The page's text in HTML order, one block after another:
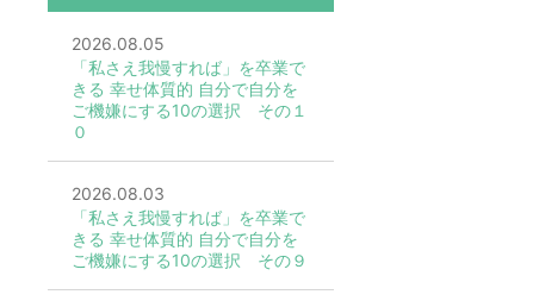
2026.08.05
「私さえ我慢すれば」を卒業で
きる 幸せ体質的 自分で自分を
ご機嫌にする10の選択 その１
０
2026.08.03
「私さえ我慢すれば」を卒業で
きる 幸せ体質的 自分で自分を
ご機嫌にする10の選択 その９